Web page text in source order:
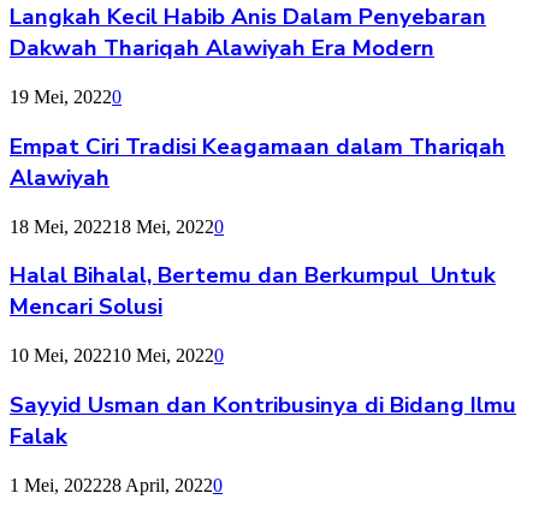
Langkah Kecil Habib Anis Dalam Penyebaran
Dakwah Thariqah Alawiyah Era Modern
19 Mei, 20220
Empat Ciri Tradisi Keagamaan dalam Thariqah
Alawiyah
18 Mei, 202218 Mei, 20220
Halal Bihalal, Bertemu dan Berkumpul Untuk
Mencari Solusi
10 Mei, 202210 Mei, 20220
Sayyid Usman dan Kontribusinya di Bidang Ilmu
Falak
1 Mei, 202228 April, 20220